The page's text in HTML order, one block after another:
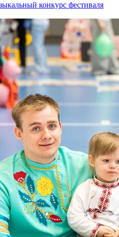
конкурс фестиваля